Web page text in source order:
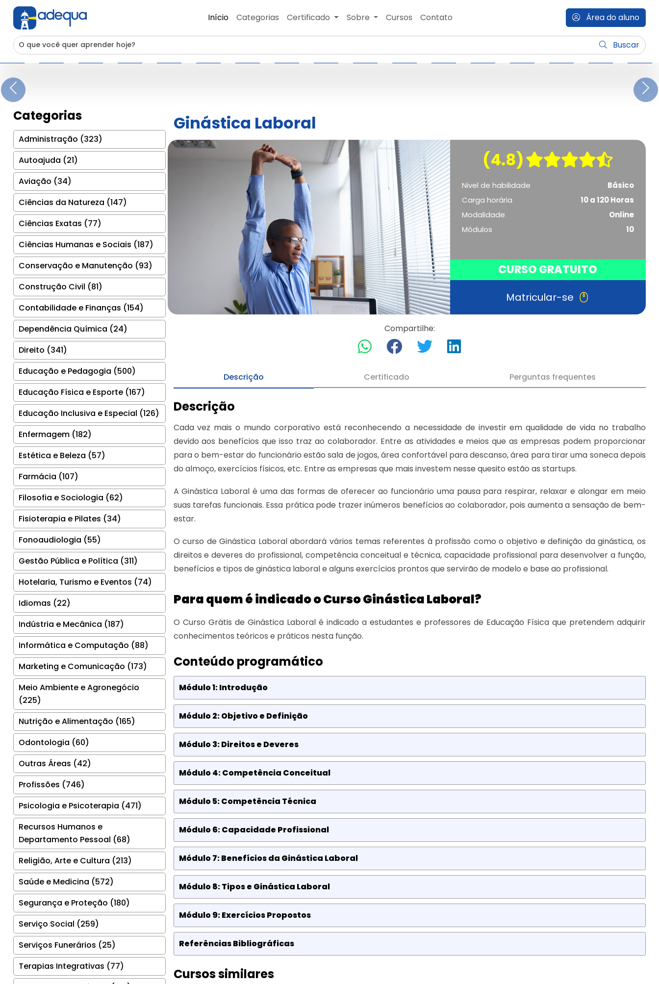
Início Categorias Certificado Sobre Cursos Contato Área do aluno
Buscar
Previous
Categorias
Administração (323)
Autoajuda (21)
Aviação (34)
Ciências da Natureza (147)
Ciências Exatas (77)
Ciências Humanas e Sociais (187)
Conservação e Manutenção (93)
Construção Civil (81)
Contabilidade e Finanças (154)
Dependência Química (24)
Direito (341)
Educação e Pedagogia (500)
Educação Física e Esporte (167)
Educação Inclusiva e Especial (126)
Enfermagem (182)
Estética e Beleza (57)
Farmácia (107)
Filosofia e Sociologia (62)
Fisioterapia e Pilates (34)
Fonoaudiologia (55)
Gestão Pública e Política (311)
Hotelaria, Turismo e Eventos (74)
Idiomas (22)
Indústria e Mecânica (187)
Informática e Computação (88)
Marketing e Comunicação (173)
Meio Ambiente e Agronegócio
(225)
Nutrição e Alimentação (165)
Odontologia (60)
Outras Áreas (42)
Profissões (746)
Psicologia e Psicoterapia (471)
Recursos Humanos e
Departamento Pessoal (68)
Religião, Arte e Cultura (213)
Saúde e Medicina (572)
Segurança e Proteção (180)
Serviço Social (259)
Serviços Funerários (25)
Terapias Integrativas (77)
Ginástica Laboral
(4.8)
Nivel de habilidade
Básico
Carga horária
10 a 120 Horas
Modalidade
Online
Módulos
10
CURSO GRATUITO
Matricular-se
Compartilhe:
Descrição Certificado Perguntas frequentes
Descrição
Cada vez mais o mundo corporativo está reconhecendo a necessidade de investir em qualidade de vida no trabalho
devido aos benefícios que isso traz ao colaborador. Entre as atividades e meios que as empresas podem proporcionar
para o bem-estar do funcionário estão sala de jogos, área confortável para descanso, área para tirar uma soneca depois
do almoço, exercícios físicos, etc. Entre as empresas que mais investem nesse quesito estão as startups.
A Ginástica Laboral é uma das formas de oferecer ao funcionário uma pausa para respirar, relaxar e alongar em meio
suas tarefas funcionais. Essa prática pode trazer inúmeros benefícios ao colaborador, pois aumenta a sensação de bem-
estar.
O curso de Ginástica Laboral abordará vários temas referentes à profissão como o objetivo e definição da ginástica, os
direitos e deveres do profissional, competência conceitual e técnica, capacidade profissional para desenvolver a função,
benefícios e tipos de ginástica laboral e alguns exercícios prontos que servirão de modelo e base ao profissional.
Para quem é indicado o Curso Ginástica Laboral?
O Curso Grátis de Ginástica Laboral é indicado a estudantes e professores de Educação Física que pretendem adquirir
conhecimentos teóricos e práticos nesta função.
Conteúdo programático
Módulo 1: Introdução
Módulo 2: Objetivo e Definição
Módulo 3: Direitos e Deveres
Módulo 4: Competência Conceitual
Módulo 5: Competência Técnica
Módulo 6: Capacidade Profissional
Módulo 7: Benefícios da Ginástica Laboral
Módulo 8: Tipos e Ginástica Laboral
Módulo 9: Exercícios Propostos
Referências Bibliográficas
Cursos similares